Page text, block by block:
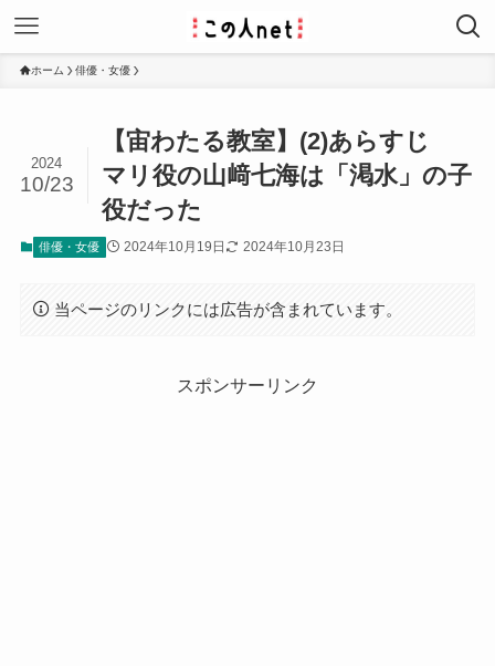
ホーム 俳優・女優
【宙わたる教室】(2)あらすじ
マリ役の山﨑七海は「渇水」の子
役だった
2024
10/23
俳優・女優 2024年10月19日 2024年10月23日
当ページのリンクには広告が含まれています。
スポンサーリンク